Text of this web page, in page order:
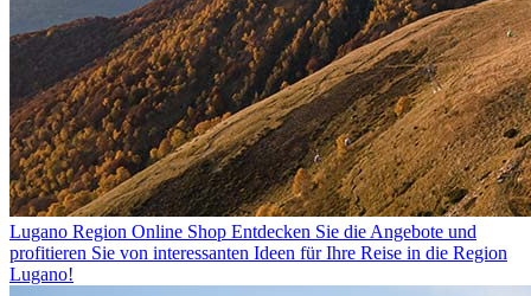
Lugano Region Online Shop Entdecken Sie die Angebote und
profitieren Sie von interessanten Ideen für Ihre Reise in die Region
Lugano!